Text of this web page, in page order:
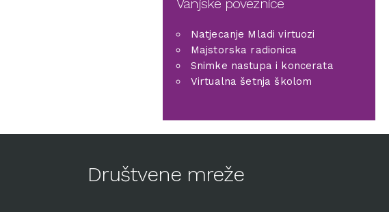
Vanjske poveznice
Natjecanje Mladi virtuozi
Majstorska radionica
Snimke nastupa i koncerata
Virtualna šetnja školom
Društvene mreže